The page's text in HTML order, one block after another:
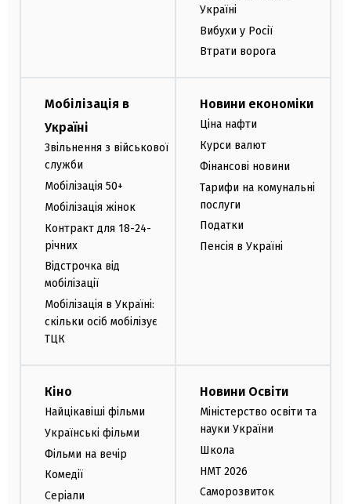
Україні
Вибухи у Росії
Втрати ворога
Мобілізація в
Україні
Звільнення з військової
служби
Мобілізація 50+
Мобілізація жінок
Контракт для 18-24-
річних
Відстрочка від
мобілізації
Мобілізація в Україні:
скільки осіб мобілізує
ТЦК
Новини економіки
Ціна нафти
Курси валют
Фінансові новини
Тарифи на комунальні
послуги
Податки
Пенсія в Україні
Кіно
Найцікавіші фільми
Українські фільми
Фільми на вечір
Комедії
Серіали
Новини Освіти
Міністерство освіти та
науки України
Школа
НМТ 2026
Саморозвиток